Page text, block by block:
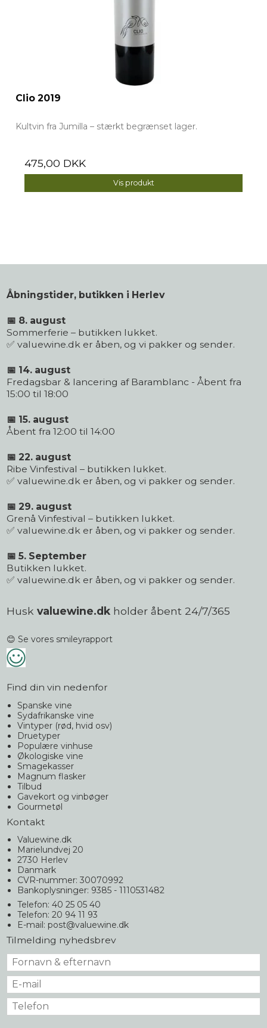
Clio 2019
Kultvin fra Jumilla – stærkt begrænset lager.
475,00 DKK
Vis produkt
Åbningstider, butikken i Herlev
📅 8. august
Sommerferie – butikken lukket.
✅ valuewine.dk er åben, og vi pakker og sender.
📅 14. august
Fredagsbar & lancering af Baramblanc - Åbent fra
15:00 til 18:00
📅 15. august
Åbent fra 12:00 til 14:00
📅 22. august
Ribe Vinfestival – butikken lukket.
✅ valuewine.dk er åben, og vi pakker og sender.
📅 29. august
Grenå Vinfestival – butikken lukket.
✅ valuewine.dk er åben, og vi pakker og sender.
📅 5. September
Butikken lukket.
✅ valuewine.dk er åben, og vi pakker og sender.
Husk valuewine.dk holder åbent 24/7/365
😊 Se vores smileyrapport
Find din vin nedenfor
Spanske vine
Sydafrikanske vine
Vintyper (rød, hvid osv)
Druetyper
Populære vinhuse
Økologiske vine
Smagekasser
Magnum flasker
Tilbud
Gavekort og vinbøger
Gourmetøl
Kontakt
Valuewine.dk
Marielundvej 20
2730 Herlev
Danmark
CVR-nummer: 30070992
Bankoplysninger: 9385 - 1110531482
Telefon: 40 25 05 40
Telefon: 20 94 11 93
E-mail: post@valuewine.dk
Tilmelding nyhedsbrev